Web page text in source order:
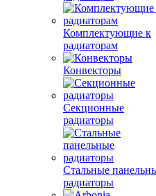
Комплектующие к
радиаторам
Конвекторы
Секционные
радиаторы
Стальные
радиаторы